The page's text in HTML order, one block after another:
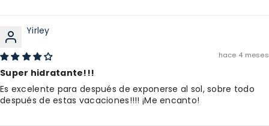
Yirley
hace 4 meses
Super hidratante!!!
Es excelente para después de exponerse al sol, sobre todo
después de estas vacaciones!!!! ¡Me encanto!